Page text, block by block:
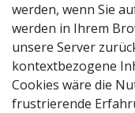
werden, wenn Sie
werden in Ihrem
unsere Server
kontextbezogene
Cookies wäre die
frustrierende